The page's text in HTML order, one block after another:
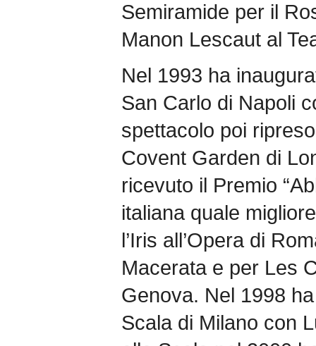
Semiramide per il
Manon Lescaut al
Nel 1993 ha
San Carlo di Napoli
spettacolo poi
Covent Garden di
ricevuto il Premio
italiana quale
l’Iris all’Opera di
Macerata e per Les
Genova. Nel 1998
Scala di Milano con